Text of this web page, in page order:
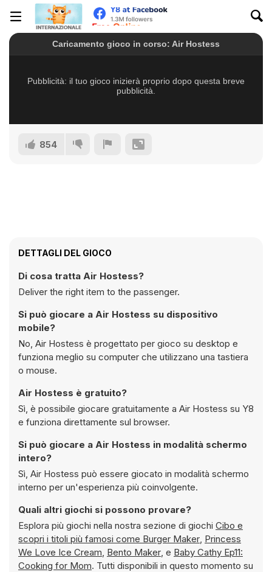
854
DETTAGLI DEL GIOCO
Di cosa tratta Air Hostess?
Deliver the right item to the passenger.
Si può giocare a Air Hostess su dispositivo
mobile?
No, Air Hostess è progettato per gioco su desktop e
funziona meglio su computer che utilizzano una tastiera
o mouse.
Air Hostess è gratuito?
Sì, è possibile giocare gratuitamente a Air Hostess su Y8
e funziona direttamente sul browser.
Si può giocare a Air Hostess in modalità schermo
intero?
Sì, Air Hostess può essere giocato in modalità schermo
interno per un'esperienza più coinvolgente.
Quali altri giochi si possono provare?
Esplora più giochi nella nostra sezione di giochi Cibo e
scopri i titoli più famosi come Burger Maker, Princess
We Love Ice Cream, Bento Maker, e Baby Cathy Ep11:
Cooking for Mom. Tutti disponibili in questo momento su